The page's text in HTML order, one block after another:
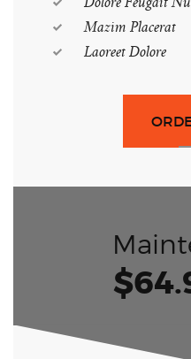
Mazim Placerat
Laoreet Dolore